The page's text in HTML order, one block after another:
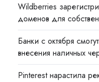
Wildberries
доменов для
Банки с октября
внесения наличных
Pinterest нарастила